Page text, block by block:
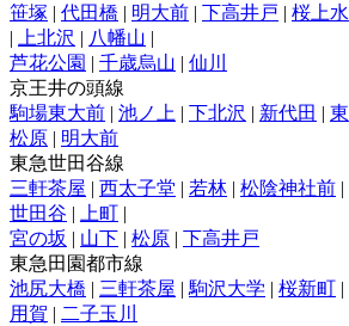
笹塚 | 代田橋 | 明大前 | 下高井戸 | 桜上水
|
上北沢 | 八幡山 |
芦花公園 | 千歳烏山 | 仙川
京王井の頭線
駒場東大前 | 池ノ上 | 下北沢 | 新代田 | 東
松原 | 明大前
東急世田谷線
三軒茶屋 | 西太子堂 | 若林 | 松陰神社前 |
世田谷 | 上町 |
宮の坂 | 山下 | 松原 | 下高井戸
東急田園都市線
池尻大橋 | 三軒茶屋 | 駒沢大学 | 桜新町 |
用賀 | 二子玉川